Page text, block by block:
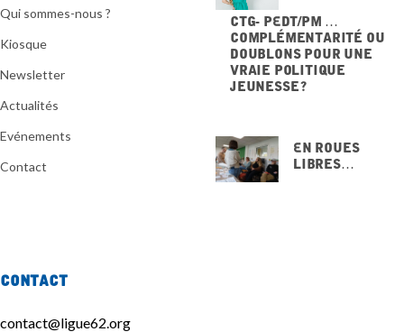
Qui sommes-nous ?
Kiosque
Newsletter
Actualités
Evénements
Contact
CTG- PEdT/PM …
Complémentarité ou
doublons pour une
vraie politique
jeunesse ?
En Roues
Libres…
Contact
contact@ligue62.org